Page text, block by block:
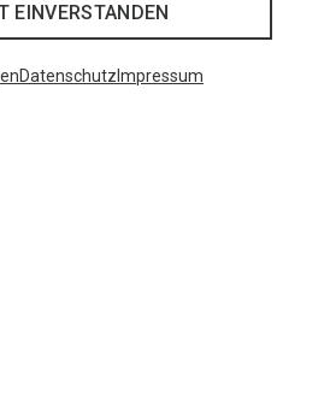
EINVERSTANDEN
Datenschutz Impressum